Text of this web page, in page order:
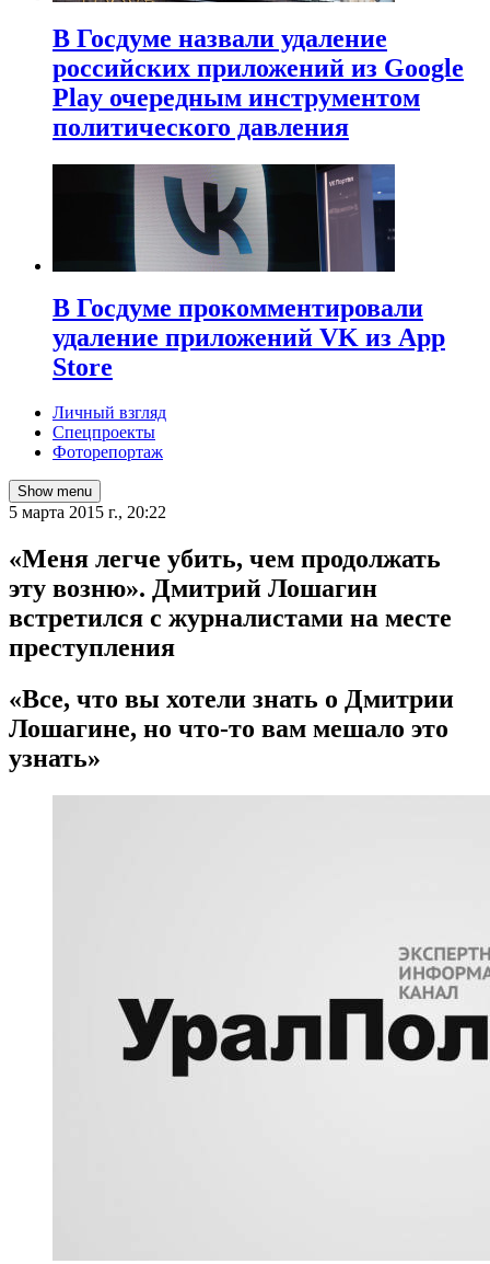
В Госдуме назвали удаление
российских приложений из Google
Play очередным инструментом
политического давления
В Госдуме прокомментировали
удаление приложений VK из App
Store
Личный взгляд
Спецпроекты
Фоторепортаж
Show menu
5 марта 2015 г., 20:22
«Меня легче убить, чем продолжать
эту возню». Дмитрий Лошагин
встретился с журналистами на месте
преступления
«Все, что вы хотели знать о Дмитрии
Лошагине, но что-то вам мешало это
узнать»